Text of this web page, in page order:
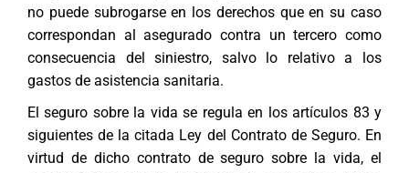
no puede subrogarse en los derechos que en su caso
correspondan al asegurado contra un tercero como
consecuencia del siniestro, salvo lo relativo a los
gastos de asistencia sanitaria.
El seguro sobre la vida se regula en los artículos 83 y
siguientes de la citada Ley del Contrato de Seguro. En
virtud de dicho contrato de seguro sobre la vida, el